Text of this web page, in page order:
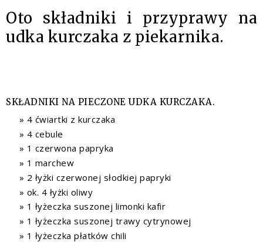
Oto składniki i przyprawy na
udka kurczaka z piekarnika.
SKŁADNIKI NA PIECZONE UDKA KURCZAKA.
4 ćwiartki z kurczaka
4 cebule
1 czerwona papryka
1 marchew
2 łyżki czerwonej słodkiej papryki
ok. 4 łyżki oliwy
1 łyżeczka suszonej limonki kafir
1 łyżeczka suszonej trawy cytrynowej
1 łyżeczka płatków chili